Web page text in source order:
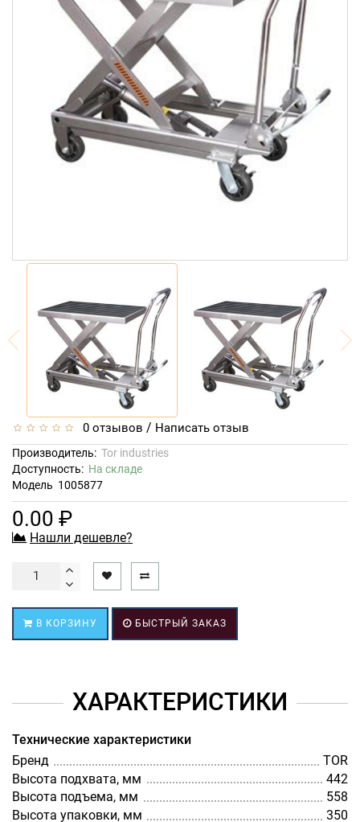
0 отзывов / Написать отзыв
Производитель: Tor industries
Доступность: На складе
Модель 1005877
0.00 ₽
Нашли дешевле?
В КОРЗИНУ БЫСТРЫЙ ЗАКАЗ
ХАРАКТЕРИСТИКИ
Технические характеристики
Бренд
TOR
Высота подхвата, мм
442
Высота подъема, мм
558
Высота упаковки, мм
350